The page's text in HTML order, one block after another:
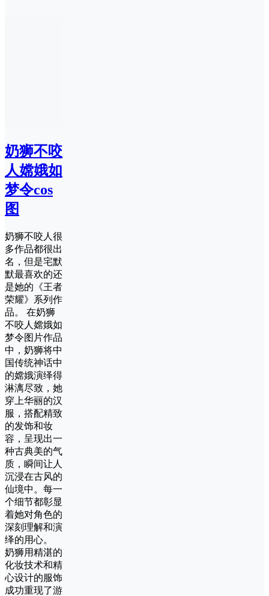
奶狮不咬
人嫦娥如
梦令cos
图
奶狮不咬人很
多作品都很出
名，但是宅默
默最喜欢的还
是她的《王者
荣耀》系列作
品。 在奶狮
不咬人嫦娥如
梦令图片作品
中，奶狮将中
国传统神话中
的嫦娥演绎得
淋漓尽致，她
穿上华丽的汉
服，搭配精致
的发饰和妆
容，呈现出一
种古典美的气
质，瞬间让人
沉浸在古风的
仙境中。每一
个细节都彰显
着她对角色的
深刻理解和演
绎的用心。
奶狮用精湛的
化妆技术和精
心设计的服饰
成功重现了游